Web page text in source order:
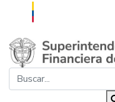
Saltar al contenido principal